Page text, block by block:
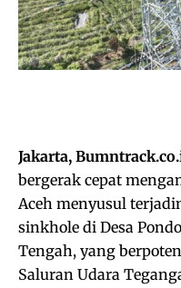
Jakarta,
bergerak cepat
Aceh menyusul
sinkhole di Desa
Tengah, yang
Saluran Udara